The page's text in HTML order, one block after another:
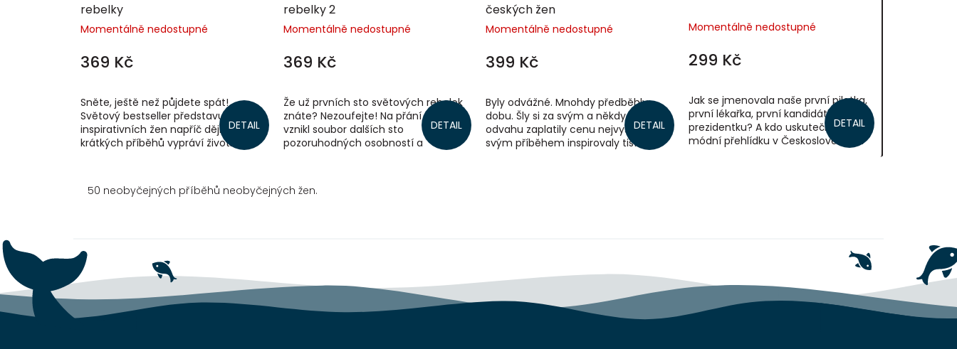
rebelky
Momentálně nedostupné
369 Kč
DETAIL
Sněte, ještě než půjdete spát!
Světový bestseller představuje životy
inspirativních žen napříč dějinami. Sto
krátkých příběhů vypráví životní
rebelky 2
Momentálně nedostupné
369 Kč
DETAIL
Že už prvních sto světových rebelek
znáte? Nezoufejte! Na přání čtenářů
vznikl soubor dalších sto
pozoruhodných osobností a
českých žen
Momentálně nedostupné
399 Kč
DETAIL
Byly odvážné. Mnohdy předběhly
dobu. Šly si za svým a někdy za
odvahu zaplatily cenu nejvyšší. Ale
svým příběhem inspirovaly tisíce a
Momentálně nedostupné
299 Kč
DETAIL
Jak se jmenovala naše první pilotka,
první lékařka, první kandidátka na
prezidentku? A kdo uskutečnil první
módní přehlídku v Československu?
50 neobyčejných příběhů neobyčejných žen.